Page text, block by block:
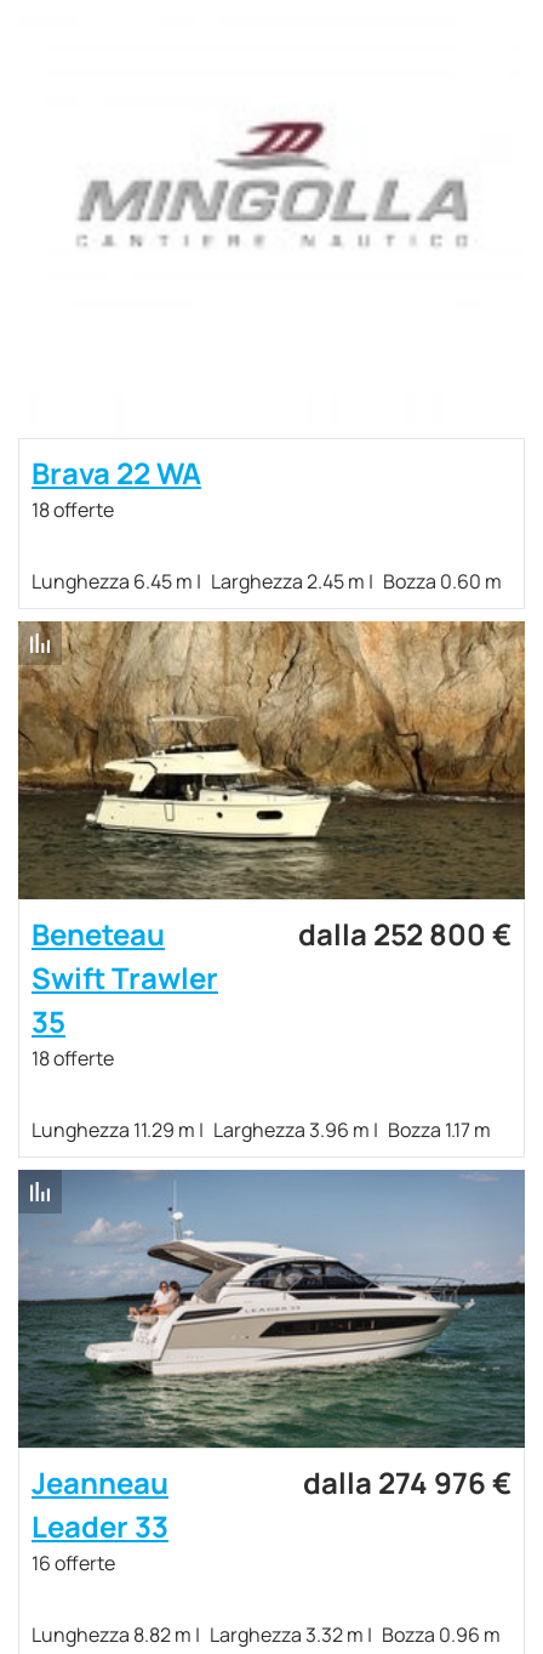
Brava 22 WA
18 offerte
Lunghezza 6.45 m Larghezza 2.45 m Bozza 0.60 m
Beneteau
Swift Trawler
35
18 offerte
dalla 252 800 €
Lunghezza 11.29 m Larghezza 3.96 m Bozza 1.17 m
Jeanneau
Leader 33
16 offerte
dalla 274 976 €
Lunghezza 8.82 m Larghezza 3.32 m Bozza 0.96 m